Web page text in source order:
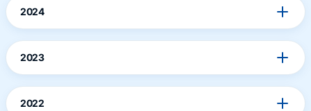
2024
2023
2022